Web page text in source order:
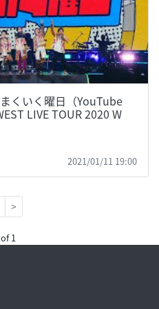
くいく曜日（YouTube
LIVE TOUR 2020 W
2021/01/11 19:00
>
1